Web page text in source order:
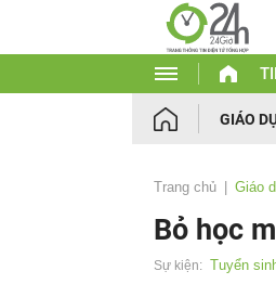
GIÁO
Trang chủ Giáo
Bỏ học
Sự kiện: Tuyển